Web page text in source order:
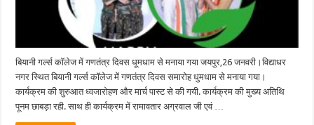
बियानी गर्ल्स कॉलेज में गणतंत्र दिवस धूमधाम से मनाया गया जयपुर,26 जनवरी।विद्याधर
नगर स्थित बियानी गर्ल्स कॉलेज में गणतंत्र दिवस समारोह धुमधाम से मनाया गया।
कार्यक्रम की शुरुआत ध्वजारोहण और मार्च पास्ट से की गयी. कार्यक्रम की मुख्य अतिथि
पूनम छाबड़ा रही. साथ ही कार्यक्रम में रामावतार अग्रवाल जी एवं …